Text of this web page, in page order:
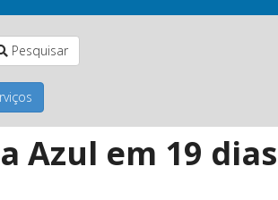
Pesquisar
Azul em 19 dias